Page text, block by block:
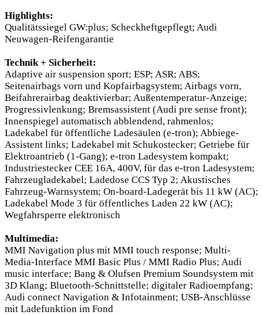
Highlights:
Qualitätssiegel GW:plus; Scheckheftgepflegt; Audi
Neuwagen-Reifengarantie
Technik + Sicherheit:
Adaptive air suspension sport; ESP; ASR; ABS;
Seitenairbags vorn und Kopfairbagsystem; Airbags vorn,
Beifahrerairbag deaktivierbar; Außentemperatur-Anzeige;
Progressivlenkung; Bremsassistent (Audi pre sense front);
Innenspiegel automatisch abblendend, rahmenlos;
Ladekabel für öffentliche Ladesäulen (e-tron); Abbiege-
Assistent links; Ladekabel mit Schukostecker; Getriebe für
Elektroantrieb (1-Gang); e-tron Ladesystem kompakt;
Industriestecker CEE 16A, 400V, für das e-tron Ladesystem;
Fahrzeugladekabel; Ladedose CCS Typ 2; Akustisches
Fahrzeug-Warnsystem; On-board-Ladegerät bis 11 kW (AC);
Ladekabel Mode 3 für öffentliches Laden 22 kW (AC);
Wegfahrsperre elektronisch
Multimedia:
MMI Navigation plus mit MMI touch response; Multi-
Media-Interface MMI Basic Plus / MMI Radio Plus; Audi
music interface; Bang & Olufsen Premium Soundsystem mit
3D Klang; Bluetooth-Schnittstelle; digitaler Radioempfang;
Audi connect Navigation & Infotainment; USB-Anschlüsse
mit Ladefunktion im Fond